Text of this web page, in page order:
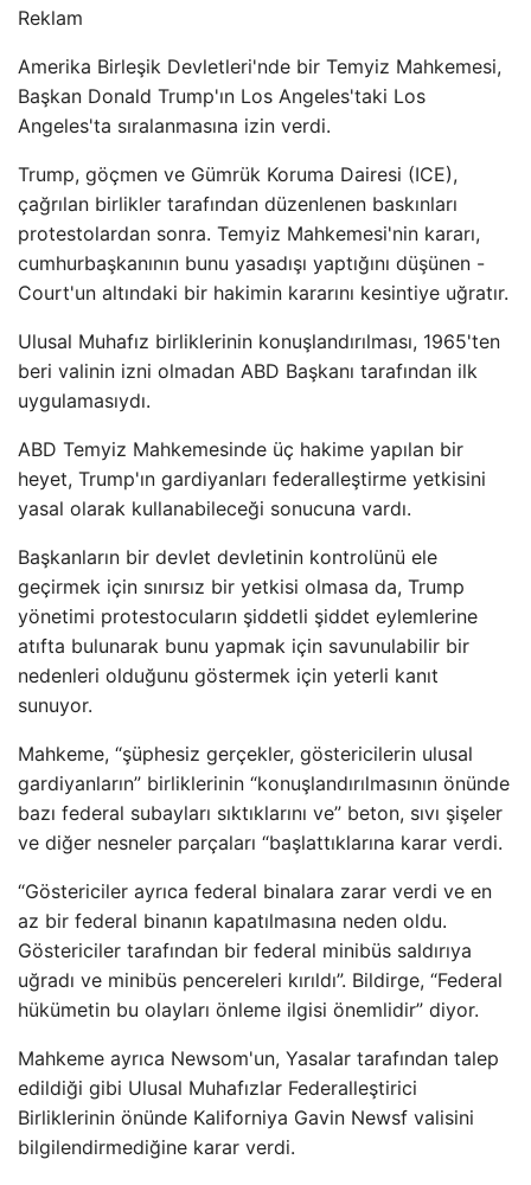
Reklam
Amerika Birleşik Devletleri'nde bir Temyiz Mahkemesi,
Başkan Donald Trump'ın Los Angeles'taki Los
Angeles'ta sıralanmasına izin verdi.
Trump, göçmen ve Gümrük Koruma Dairesi (ICE),
çağrılan birlikler tarafından düzenlenen baskınları
protestolardan sonra. Temyiz Mahkemesi'nin kararı,
cumhurbaşkanının bunu yasadışı yaptığını düşünen -
Court'un altındaki bir hakimin kararını kesintiye uğratır.
Ulusal Muhafız birliklerinin konuşlandırılması, 1965'ten
beri valinin izni olmadan ABD Başkanı tarafından ilk
uygulamasıydı.
ABD Temyiz Mahkemesinde üç hakime yapılan bir
heyet, Trump'ın gardiyanları federalleştirme yetkisini
yasal olarak kullanabileceği sonucuna vardı.
Başkanların bir devlet devletinin kontrolünü ele
geçirmek için sınırsız bir yetkisi olmasa da, Trump
yönetimi protestocuların şiddetli şiddet eylemlerine
atıfta bulunarak bunu yapmak için savunulabilir bir
nedenleri olduğunu göstermek için yeterli kanıt
sunuyor.
Mahkeme, “şüphesiz gerçekler, göstericilerin ulusal
gardiyanların” birliklerinin “konuşlandırılmasının önünde
bazı federal subayları sıktıklarını ve” beton, sıvı şişeler
ve diğer nesneler parçaları “başlattıklarına karar verdi.
“Göstericiler ayrıca federal binalara zarar verdi ve en
az bir federal binanın kapatılmasına neden oldu.
Göstericiler tarafından bir federal minibüs saldırıya
uğradı ve minibüs pencereleri kırıldı”. Bildirge, “Federal
hükümetin bu olayları önleme ilgisi önemlidir” diyor.
Mahkeme ayrıca Newsom'un, Yasalar tarafından talep
edildiği gibi Ulusal Muhafızlar Federalleştirici
Birliklerinin önünde Kaliforniya Gavin Newsf valisini
bilgilendirmediğine karar verdi.